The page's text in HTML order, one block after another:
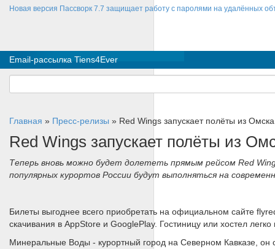
Новая версия Пассворк 7.7 защищает работу с паролями на удалённых
Email-рассылка Tiens4Ever
Главная » Пресс-релизы » Red Wings запускает полёты из
Red Wings запускает полёты из
Теперь вновь можно будет долететь прямым рейсом Red
популярных курортов России будут выполняться на
Билеты выгоднее всего приобретать на официальном сайте
скачивания в AppStore и GooglePlay. Гостиницу или хостел
Минеральные Воды - курортный город на Северном Кавказе, он